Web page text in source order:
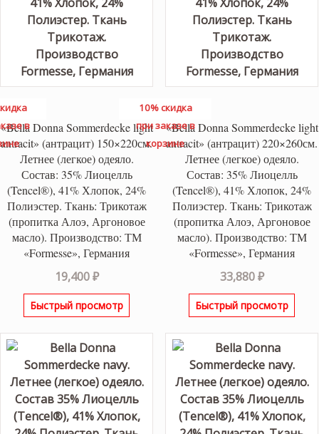
в
«Bella Donna Sommerdecke light
antracit» (антрацит) 150×220см.
Летнее (легкое) одеяло.
Состав: 35% Лиоцелль
(Tencel®), 41% Хлопок, 24%
Полиэстер. Ткань: Трикотаж
(пропитка Алоэ, Аргоновое
масло). Производство: ТМ
«Formesse», Германия
19,400₽
Быстрый просмотр
10% скидка
при заказе в
корзине
«Bella Donna Sommerdecke light
antracit» (антрацит) 220×260см.
Летнее (легкое) одеяло.
Состав: 35% Лиоцелль
(Tencel®), 41% Хлопок, 24%
Полиэстер. Ткань: Трикотаж
(пропитка Алоэ, Аргоновое
масло). Производство: ТМ
«Formesse», Германия
33,880₽
Быстрый просмотр